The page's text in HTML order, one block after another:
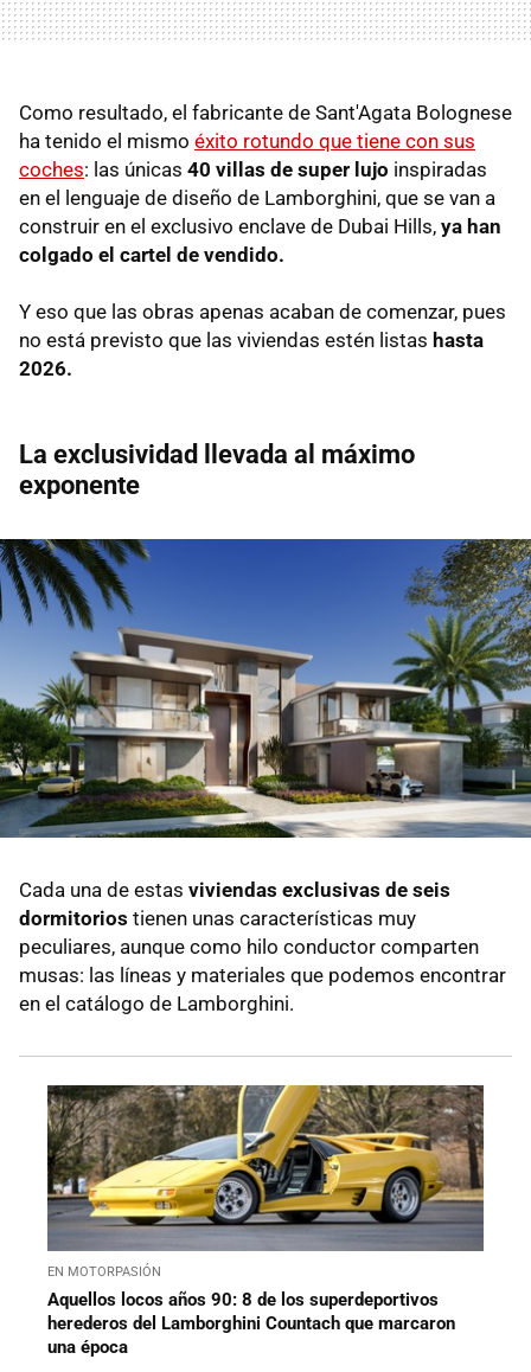
Como resultado, el fabricante de Sant'Agata Bolognese
ha tenido el mismo éxito rotundo que tiene con sus
coches: las únicas 40 villas de super lujo inspiradas
en el lenguaje de diseño de Lamborghini, que se van a
construir en el exclusivo enclave de Dubai Hills, ya han
colgado el cartel de vendido.
Y eso que las obras apenas acaban de comenzar, pues
no está previsto que las viviendas estén listas hasta
2026.
La exclusividad llevada al máximo
exponente
Cada una de estas viviendas exclusivas de seis
dormitorios tienen unas características muy
peculiares, aunque como hilo conductor comparten
musas: las líneas y materiales que podemos encontrar
en el catálogo de Lamborghini.
EN MOTORPASIÓN
Aquellos locos años 90: 8 de los superdeportivos
herederos del Lamborghini Countach que marcaron
una época